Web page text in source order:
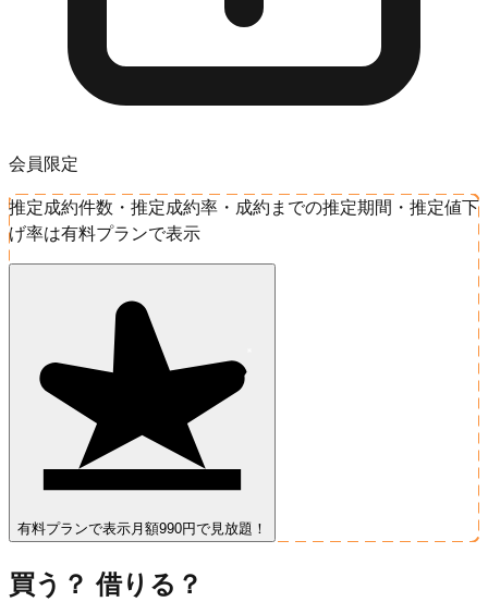
会員限定
推定成約件数・推定成約率・成約までの推定期間・推定値下
げ率は有料プランで表示
有料プランで表示 月額990円で見放題！
買う？ 借りる？